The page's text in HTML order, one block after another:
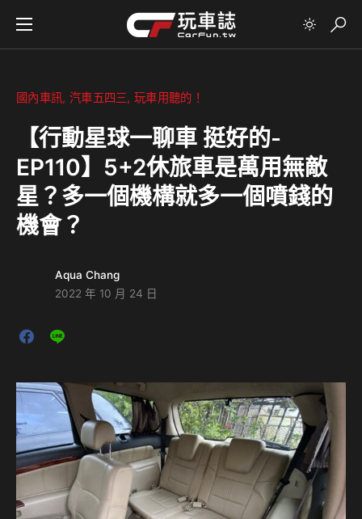
國內車訊 汽車五四三 玩車用聽的！
【行動星球⼀聊車 挺好的-
EP110】5+2休旅車是萬用無敵
星？多一個機構就多一個噴錢的
機會？
Aqua Chang
2022 年 10 月 24 日